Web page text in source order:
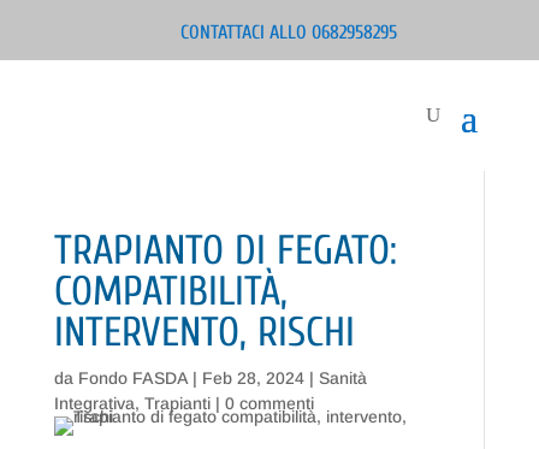
CONTATTACI ALLO 0682958295
TRAPIANTO DI FEGATO:
COMPATIBILITÀ,
INTERVENTO, RISCHI
da Fondo FASDA| Feb 28, 2024| Sanità
Integrativa, Trapianti| 0 commenti